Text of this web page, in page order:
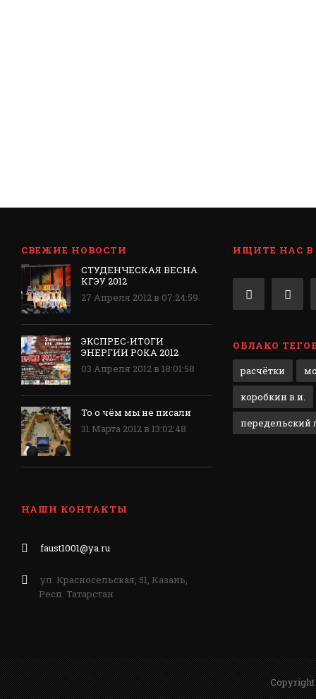
СВЕЖИЕ НОВОСТИ
СТУДЕНЧЕСКАЯ ВЕСНА
КГЭУ 2012
27 Апреля 2012 в 07:24:59
ЭКСПРЕС-ИТОГИ
ЭНЕРГИИ РОКА 2012
03 Апреля 2012 в 18:01:58
То о чём мы не писали
31 Марта 2012 в 13:02:48
ИЩИТЕ НАС В
ОБЛАКО
расчётки
коробкин в.и.
передельский
НАШИ КОНТАКТЫ
faust1001@ya.ru
ул. Красносельская, 51, Казань,
Респ. Татарстан